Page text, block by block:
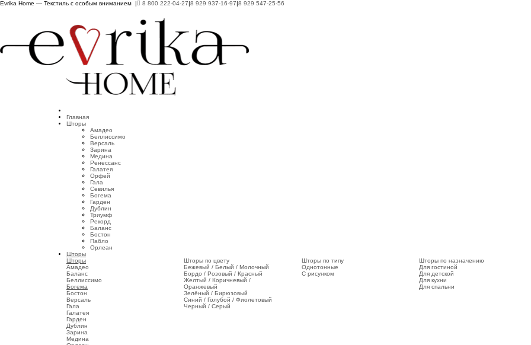
Evrika Home — Текстиль с особым вниманием | 8 800 222-04-27|8 929 937-16-97|8 929 547-25-56
Главная
Шторы
Амадео
Беллиссимо
Версаль
Зарина
Медина
Ренессанс
Галатея
Орфей
Гала
Севилья
Богема
Гарден
Дублин
Триумф
Рекорд
Баланс
Бостон
Пабло
Орлеан
Шторы
Шторы
Амадео
Баланс
Беллиссимо
Богема
Бостон
Версаль
Гала
Галатея
Гарден
Дублин
Зарина
Медина
Шторы по цвету
Бежевый / Белый / Молочный
Бордо / Розовый / Красный
Желтый / Коричневый /
Оранжевый
Зелёный / Бирюзовый
Синий / Голубой / Фиолетовый
Черный / Серый
Шторы по типу
Однотонные
С рисунком
Шторы по назначению
Для гостиной
Для детской
Для кухни
Для спальни